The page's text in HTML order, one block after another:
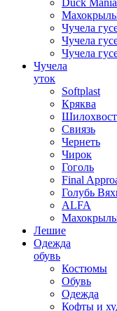
Duck Mania
Чучела
Чучела
Чучела
Чучела
уток
Softplast
Кряква
Свиязь
Чернеть
Чирок
Гоголь
Final
Голубь
ALFA
Лешие
Одежда
обувь
Костюмы
Обувь
Одежда
Кофты и